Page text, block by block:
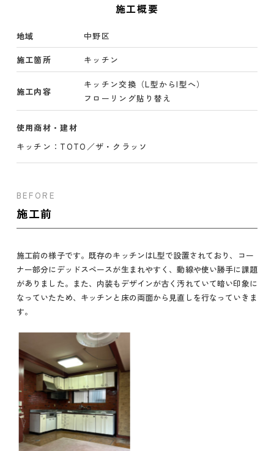
施工概要
地域 中野区
施工箇所 キッチン
施工内容
キッチン交換（L型からI型へ）
フローリング貼り替え
使用商材・建材
キッチン：TOTO／ザ・クラッソ
BEFORE
施工前
施工前の様子です。既存のキッチンはL型で設置されており、コー
ナー部分にデッドスペースが生まれやすく、動線や使い勝手に課題
がありました。また、内装もデザインが古く汚れていて暗い印象に
なっていたため、キッチンと床の両面から見直しを行なっていきま
す。